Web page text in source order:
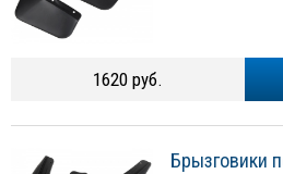
1620 руб.
Брызговики